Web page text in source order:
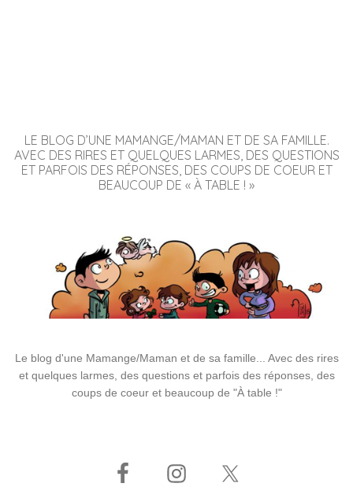
LE BLOG D’UNE MAMANGE/MAMAN ET DE SA FAMILLE.
AVEC DES RIRES ET QUELQUES LARMES, DES QUESTIONS
ET PARFOIS DES RÉPONSES, DES COUPS DE COEUR ET
BEAUCOUP DE « À TABLE ! »
Le blog d'une Mamange/Maman et de sa famille... Avec des rires
et quelques larmes, des questions et parfois des réponses, des
coups de coeur et beaucoup de "À table !"